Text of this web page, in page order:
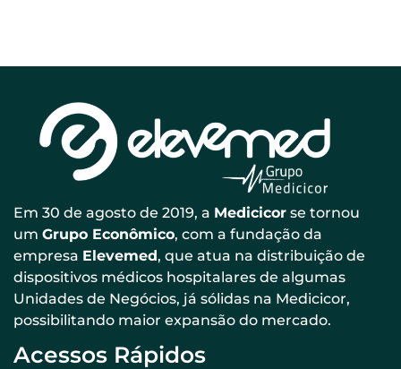
Em 30 de agosto de 2019, a Medicicor se tornou
um Grupo Econômico, com a fundação da
empresa Elevemed, que atua na distribuição de
dispositivos médicos hospitalares de algumas
Unidades de Negócios, já sólidas na Medicicor,
possibilitando maior expansão do mercado.
Acessos Rápidos